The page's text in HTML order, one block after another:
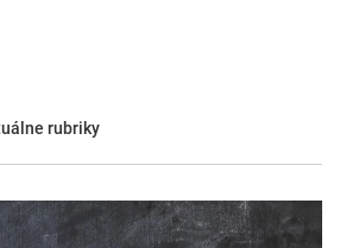
rubriky